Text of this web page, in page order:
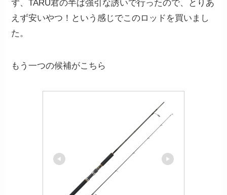
ず、TARU君の半ば強引な誘いで行ったので、とりあ
えず安いやつ！という感じでこのロッドを買いまし
た。
もう一つの候補がこちら